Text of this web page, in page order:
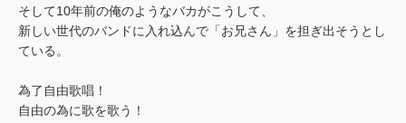
そして10年前の俺のようなバカがこうして、
新しい世代のバンドに入れ込んで「お兄さん」を担ぎ出そうとし
ている。
為了自由歌唱！
自由の為に歌を歌う！